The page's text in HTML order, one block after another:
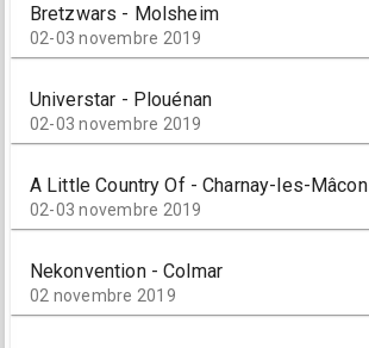
Bretzwars - Molsheim
02-03 novembre 2019
Universtar - Plouénan
02-03 novembre 2019
A Little Country Of - Charnay-les-Mâcon
02-03 novembre 2019
Nekonvention - Colmar
02 novembre 2019